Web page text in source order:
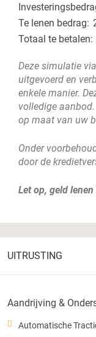
Te lenen bedrag:
Totaal te betalen:
Deze simulatie
uitgevoerd en
enkele manier.
volledige
op maat van uw
Onder
door de
Let op, geld
UITRUSTING
Aandrijving &
Automatische